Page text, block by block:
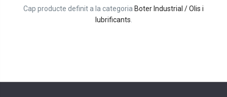
Cap producte definit a la categoria Boter Industrial / Olis i
lubrificants.